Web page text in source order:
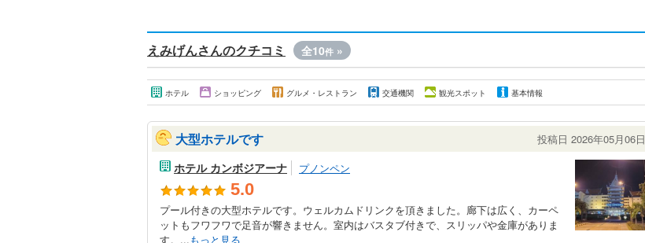
えみげんさんのクチコミ 全10件 »
ホテル ショッピング グルメ・レストラン 交通機関 観光スポット 基本情報
大型ホテルです 投稿日 2026年05月06日
ホテル カンボジアーナ プノンペン
5.0
プール付きの大型ホテルです。ウェルカムドリンクを頂きました。廊下は広く、カーペ
ットもフワフワで足音が響きません。室内はバスタブ付きで、スリッパや金庫がありま
す。...もっと見る